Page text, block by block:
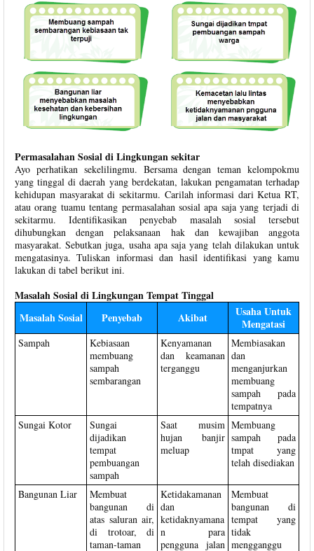
Permasalahan Sosial di Lingkungan sekitar
Ayo perhatikan sekelilingmu. Bersama dengan teman kelompokmu
yang tinggal di daerah yang berdekatan, lakukan pengamatan terhadap
kehidupan masyarakat di sekitarmu. Carilah informasi dari Ketua RT,
atau orang tuamu tentang permasalahan sosial apa saja yang terjadi di
sekitarmu. Identifikasikan penyebab masalah sosial tersebut
dihubungkan dengan pelaksanaan hak dan kewajiban anggota
masyarakat. Sebutkan juga, usaha apa saja yang telah dilakukan untuk
mengatasinya. Tuliskan informasi dan hasil identifikasi yang kamu
lakukan di tabel berikut ini.
Masalah Sosial di Lingkungan Tempat Tinggal
Masalah Sosial
Penyebab Akibat
Usaha Untuk
Mengatasi
Sampah
Kebiasaan
membuang
sampah
sembarangan
Kenyamanan
dan keamanan
terganggu
Membiasakan
dan
menganjurkan
membuang
sampah pada
tempatnya
Sungai Kotor
Sungai
dijadikan
tempat
pembuangan
sampah
Saat musim
hujan banjir
meluap
Membuang
sampah pada
tmpat yang
telah disediakan
Bangunan Liar
Membuat
bangunan di
atas saluran air,
di trotoar, di
taman-taman
Ketidakamanan
dan
ketidaknyamana
n para
pengguna jalan
Membuat
bangunan di
tempat yang
tidak
mengganggu